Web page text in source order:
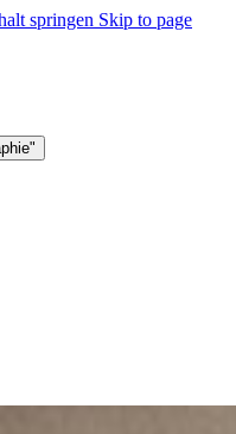
springen Skip to page